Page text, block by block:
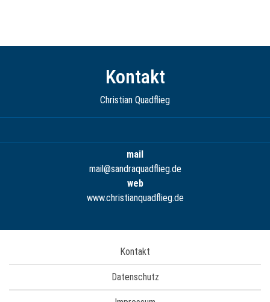
Kontakt
Christian Quadflieg
mail
mail@sandraquadflieg.de
web
www.christianquadflieg.de
Kontakt
Datenschutz